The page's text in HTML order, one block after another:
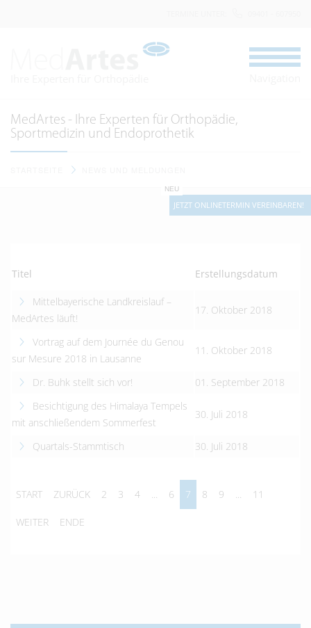
MedArtes - Ihre Experten für Orthopädie,
Sportmedizin und Endoprothetik
Titel Erstellungsdatum
Mittelbayerische Landkreislauf –
MedArtes läuft!
17. Oktober 2018
Vortrag auf dem Journée du Genou
sur Mesure 2018 in Lausanne
11. Oktober 2018
Dr. Buhk stellt sich vor!
01. September 2018
Besichtigung des Himalaya Tempels
mit anschließendem Sommerfest
30. Juli 2018
Quartals-Stammtisch 30. Juli 2018
START ZURÜCK 2 3 4 ... 6 7 8 9 ... 11
WEITER ENDE
NEU
JETZT ONLINETERMIN VEREINBAREN!